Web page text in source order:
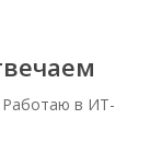
Работаю в ИТ-